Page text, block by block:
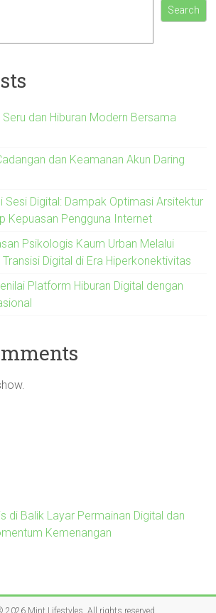
Search
dan Hiburan Modern Bersama
dan Keamanan Akun Daring
Sesi Digital: Dampak Optimasi Arsitektur
Kepuasan Pengguna Internet
Psikologis Kaum Urban Melalui
Digital di Era Hiperkonektivitas
Platform Hiburan Digital dengan
di Balik Layar Permainan Digital dan
Kemenangan
2026 Mint Lifestyles . All rights reserved.